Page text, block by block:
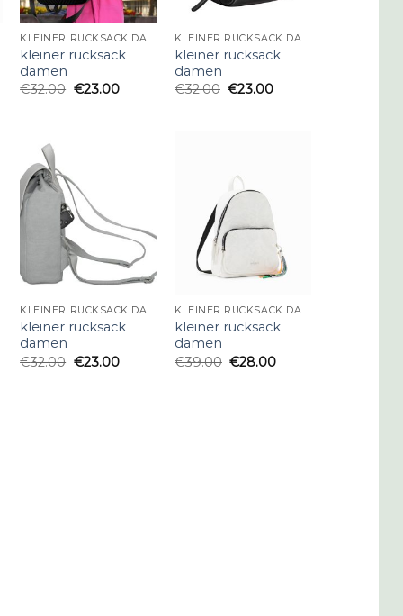
KLEINER RUCKSACK DAMEN
kleiner rucksack
damen
€32.00 €23.00
KLEINER RUCKSACK DAMEN
kleiner rucksack
damen
€32.00 €23.00
KLEINER RUCKSACK DAMEN
kleiner rucksack
damen
€32.00 €23.00
KLEINER RUCKSACK DAMEN
kleiner rucksack
damen
€39.00 €28.00